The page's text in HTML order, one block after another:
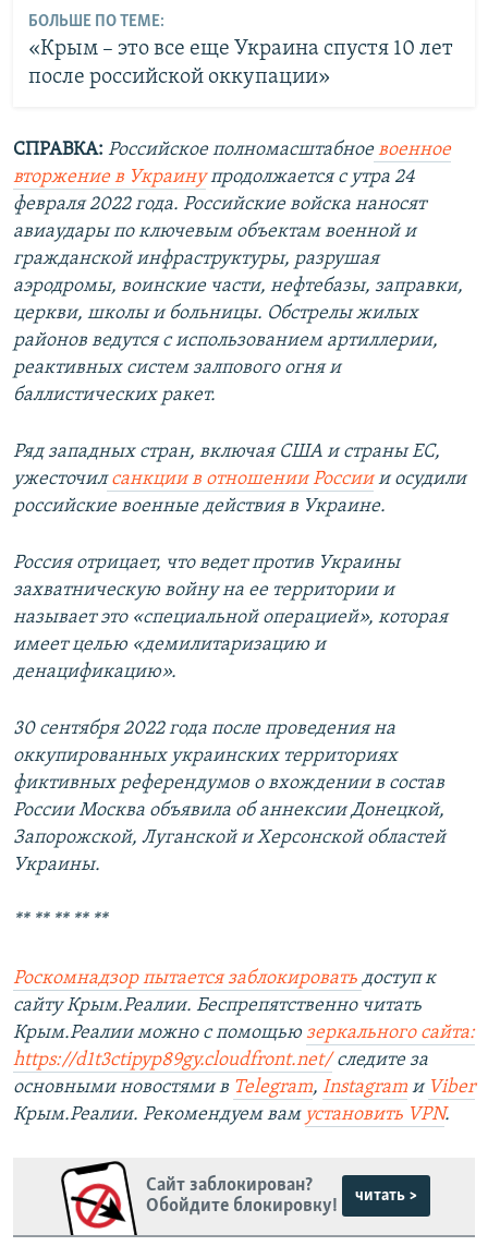
БОЛЬШЕ ПО ТЕМЕ:
«Крым – это все еще Украина спустя 10 лет
после российской оккупации»
СПРАВКА: Российское полномасштабноевоенное
вторжение в Украинупродолжается с утра 24
февраля 2022 года. Российские войска наносят
авиаудары по ключевым объектам военной и
гражданской инфраструктуры, разрушая
аэродромы, воинские части, нефтебазы, заправки,
церкви, школы и больницы. Обстрелы жилых
районов ведутся с использованием артиллерии,
реактивных систем залпового огня и
баллистических ракет.
Ряд западных стран, включая США и страны ЕС,
ужесточилсанкции в отношении Россиии осудили
российские военные действия в Украине.
Россия отрицает, что ведет против Украины
захватническую войну на ее территории и
называет это «специальной операцией», которая
имеет целью «демилитаризацию и
денацификацию».
30 сентября 2022 года после проведения на
оккупированных украинских территориях
фиктивных референдумов о вхождении в состав
России Москва объявила об аннексии Донецкой,
Запорожской, Луганской и Херсонской областей
Украины.
** ** ** ** **
Роскомнадзор пытается заблокировать доступ к
сайту Крым.Реалии. Беспрепятственно читать
Крым.Реалии можно с помощью зеркального сайта:
https://d1t3ctipyp89gy.cloudfront.net/следите за
основными новостями в Telegram, Instagram и Viber
Крым.Реалии. Рекомендуем вам установить VPN.
Сайт заблокирован?
Обойдите блокировку!
читать >